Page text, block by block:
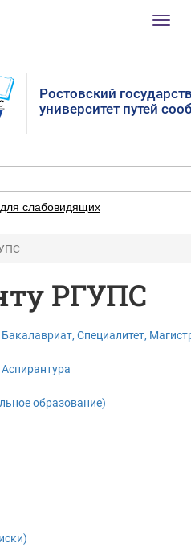
Ростовский
университет путей
слабовидящих
РГУПС
Специалитет,
образование)